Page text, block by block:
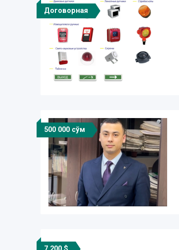
Договорная
500 000 сўм